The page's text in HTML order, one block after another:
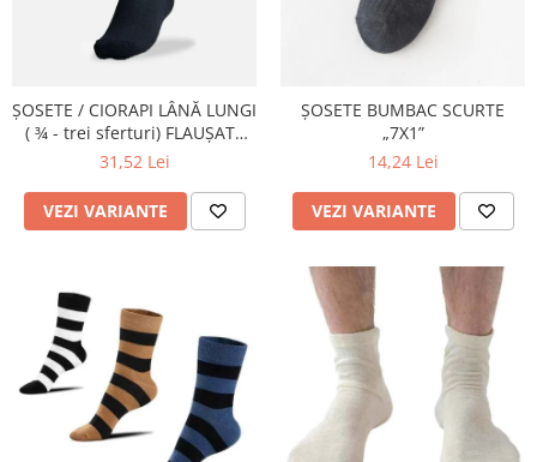
ȘOSETE / CIORAPI LÂNĂ LUNGI
( ¾ - trei sferturi) FLAUȘATE
(PLUȘATE) ÎN TALPĂ
31,52 Lei
VEZI VARIANTE
ȘOSETE BUMBAC SCURTE
„7X1”
14,24 Lei
VEZI VARIANTE